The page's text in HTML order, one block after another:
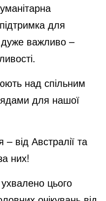
для
важливо –
над спільним
для нашої
– від Австралії та
них!
цього